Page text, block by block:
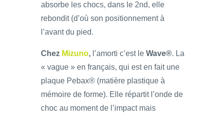
absorbe les chocs, dans le 2nd, elle
rebondit (d’où son positionnement à
l’avant du pied.
Chez Mizuno, l’amorti c’est le Wave®. La
« vague » en français, qui est en fait une
plaque Pebax® (matière plastique à
mémoire de forme). Elle répartit l’onde de
choc au moment de l’impact mais